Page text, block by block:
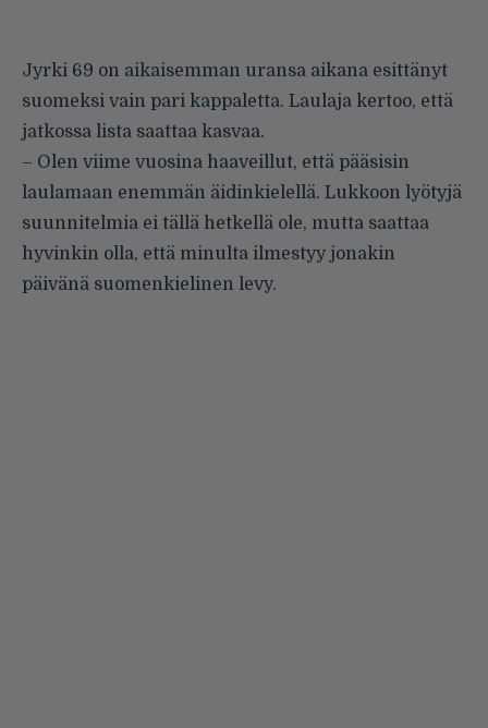
Jyrki 69 on aikaisemman uransa aikana esittänyt
suomeksi vain pari kappaletta. Laulaja kertoo, että
jatkossa lista saattaa kasvaa.
– Olen viime vuosina haaveillut, että pääsisin
laulamaan enemmän äidinkielellä. Lukkoon lyötyjä
suunnitelmia ei tällä hetkellä ole, mutta saattaa
hyvinkin olla, että minulta ilmestyy jonakin
päivänä suomenkielinen levy.